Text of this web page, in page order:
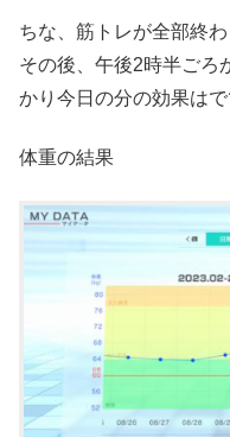
ちな、筋トレが全部終
その後、午後2時半ごろ
かり今日の分の効果は
体重の結果